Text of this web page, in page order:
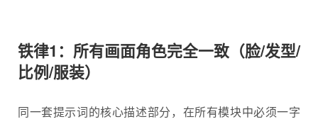
铁律1：所有画面角色完全一致（脸/发型/
比例/服装）
同一套提示词的核心描述部分，在所有模块中必须一字